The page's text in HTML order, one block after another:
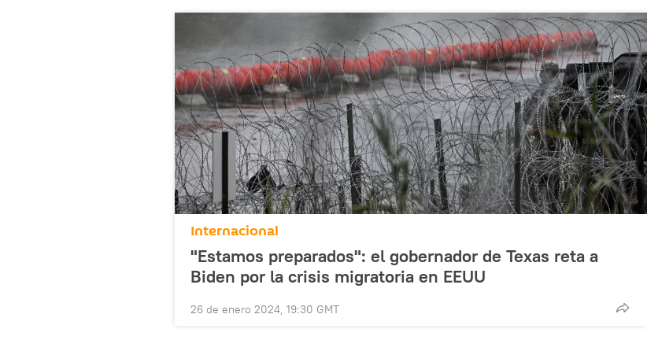
Internacional
"Estamos preparados": el gobernador de Texas reta a
Biden por la crisis migratoria en EEUU
26 de enero 2024, 19:30 GMT